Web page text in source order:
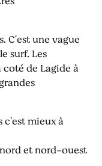
C'est une vague
surf. Les
de Lagide à
c'est mieux à
et nord-ouest